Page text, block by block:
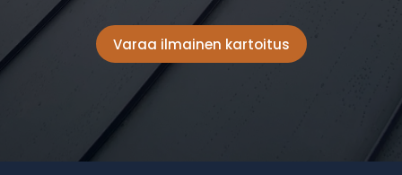
Varaa ilmainen kartoitus